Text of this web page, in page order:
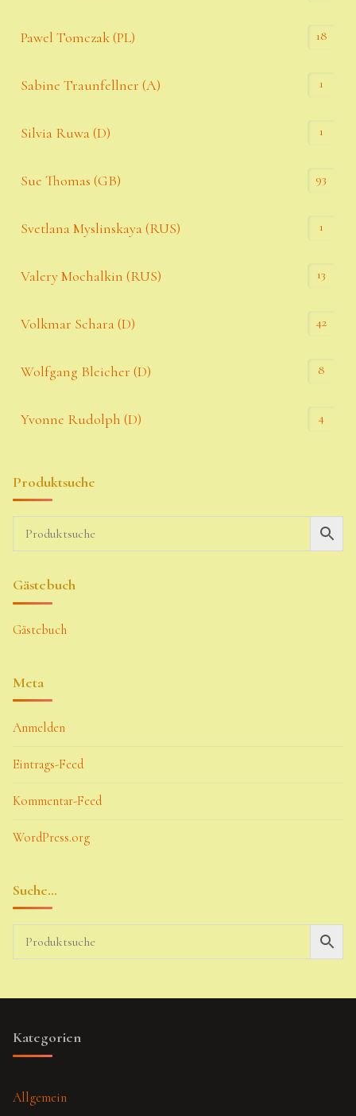
Pawel Tomczak (PL) 18
Sabine Traunfellner (A) 1
Silvia Ruwa (D) 1
Sue Thomas (GB) 93
Svetlana Myslinskaya (RUS) 1
Valery Mochalkin (RUS) 13
Volkmar Schara (D) 42
Wolfgang Bleicher (D) 8
Yvonne Rudolph (D) 4
Produktsuche
Gästebuch
Gästebuch
Meta
Anmelden
Eintrags-Feed
Kommentar-Feed
WordPress.org
Suche…
Kategorien
Allgemein